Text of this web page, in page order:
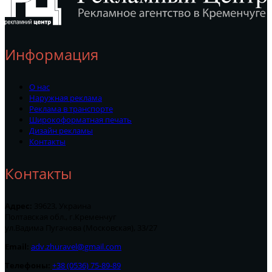
Информация
О нас
Наружная реклама
Реклама в транспорте
Широкоформатная печать
Дизайн рекламы
Контакты
Контакты
adv.zhuravel@gmail.com
+38 (0536) 75-89-89